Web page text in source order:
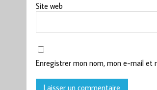
Site web
Enregistrer mon nom, mon e-mail et